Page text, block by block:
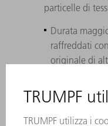
particelle di
Durata
raffreddati
originale di
macchine